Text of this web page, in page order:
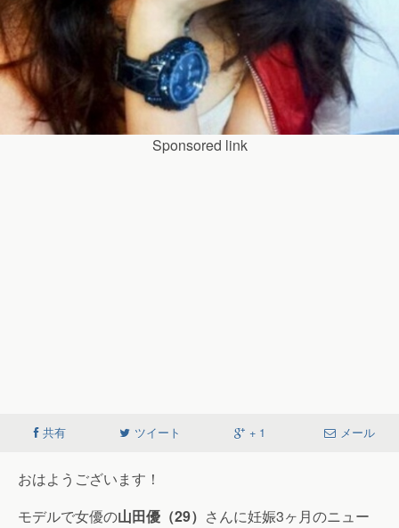
Sponsored link
共有 ツイート + 1 メール
おはようございます！
モデルで女優の山田優（29） さんに妊娠3ヶ月のニュー